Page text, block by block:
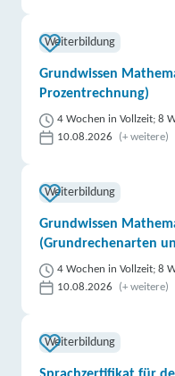
Weiterbildung
Grundwissen
Prozentrechnung)
4 Wochen in Vollzeit; 8
10.08.2026
(+ weitere)
Weiterbildung
Grundwissen
(Grundrechenarten
4 Wochen in Vollzeit; 8
10.08.2026
(+ weitere)
Weiterbildung